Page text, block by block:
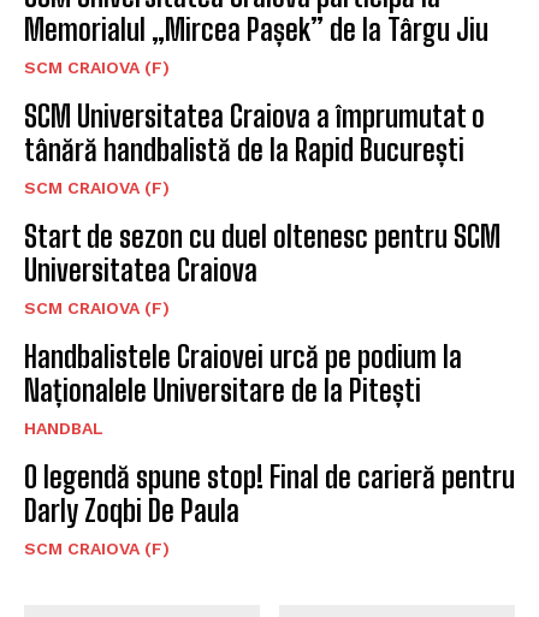
Memorialul „Mircea Pașek” de la Târgu Jiu
SCM CRAIOVA (F)
SCM Universitatea Craiova a împrumutat o
tânără handbalistă de la Rapid București
SCM CRAIOVA (F)
Start de sezon cu duel oltenesc pentru SCM
Universitatea Craiova
SCM CRAIOVA (F)
Handbalistele Craiovei urcă pe podium la
Naționalele Universitare de la Pitești
HANDBAL
O legendă spune stop! Final de carieră pentru
Darly Zoqbi De Paula
SCM CRAIOVA (F)